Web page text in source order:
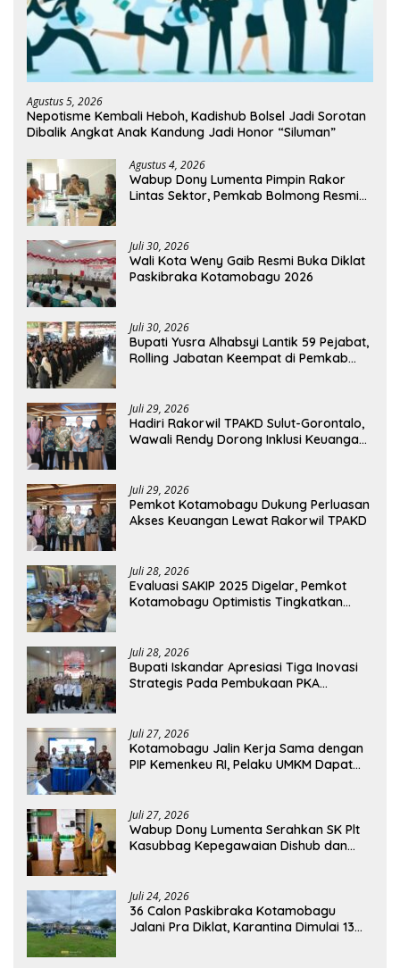
Agustus 5, 2026
Nepotisme Kembali Heboh, Kadishub Bolsel Jadi Sorotan
Dibalik Angkat Anak Kandung Jadi Honor “Siluman”
Agustus 4, 2026
Wabup Dony Lumenta Pimpin Rakor
Lintas Sektor, Pemkab Bolmong Resmi
Juli 30, 2026
Wali Kota Weny Gaib Resmi Buka Diklat
Paskibraka Kotamobagu 2026
Juli 30, 2026
Bupati Yusra Alhabsyi Lantik 59 Pejabat,
Rolling Jabatan Keempat di Pemkab
Juli 29, 2026
Hadiri Rakorwil TPAKD Sulut-Gorontalo,
Wawali Rendy Dorong Inklusi Keuangan
Juli 29, 2026
Pemkot Kotamobagu Dukung Perluasan
Akses Keuangan Lewat Rakorwil TPAKD
Juli 28, 2026
Evaluasi SAKIP 2025 Digelar, Pemkot
Kotamobagu Optimistis Tingkatkan
Juli 28, 2026
Bupati Iskandar Apresiasi Tiga Inovasi
Strategis Pada Pembukaan PKA
Juli 27, 2026
Kotamobagu Jalin Kerja Sama dengan
PIP Kemenkeu RI, Pelaku UMKM Dapat
Juli 27, 2026
Wabup Dony Lumenta Serahkan SK Plt
Kasubbag Kepegawaian Dishub dan
Juli 24, 2026
36 Calon Paskibraka Kotamobagu
Jalani Pra Diklat, Karantina Dimulai 13